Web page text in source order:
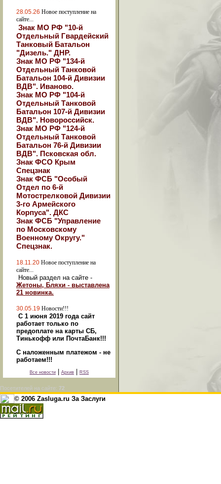
28.05.26 Новое поступление на
сайте...
Знак МО РФ "10-й
Отдельный Гвардейский
Танковый Батальон
"Дизель." ДНР.
Знак МО РФ "134-й
Отдельный Танковой
Батальон 104-й Дивизии
ВДВ". Иваново.
Знак МО РФ "104-й
Отдельный Танковой
Батальон 107-й Дивизии
ВДВ". Новороссийск.
Знак МО РФ "124-й
Отдельный Танковой
Батальон 76-й Дивизии
ВДВ". Псковская обл.
Знак ФСО Крым
Спецзнак
Знак ФСБ "Особый
Отдел по 6-й
Мотострелковой Дивизии
3-го Армейского
Корпуса". ДКС
Знак ФСБ "Управление
по Московскому
Военному Округу."
Спецзнак.
18.11.20 Новое поступление на
сайте...
Новый раздел на сайте -
Жетоны, Бляхи - выставлена
21 новинка.
30.05.19 Новости!!!
С 1 июня 2019 года сайт
работает только по
предоплате на карты СБ,
Тинькофф или ПочтаБанк!!!
С наложенным платежом - не
работаем!!!
Все новости Архив RSS
Посетителей на сайте: 72
© 2006 Zasluga.ru За Заслуги